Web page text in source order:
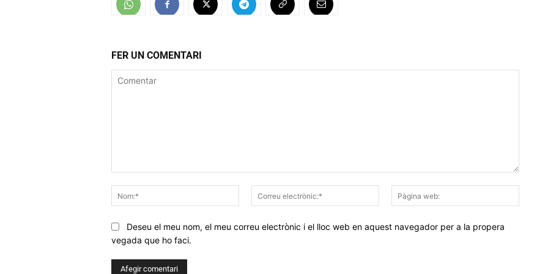
FER UN COMENTARI
Nom:*
Correu
electrònic:*
web:
Deseu el meu nom, el meu correu electrònic i el lloc web en aquest navegador per a la propera
vegada que ho faci.